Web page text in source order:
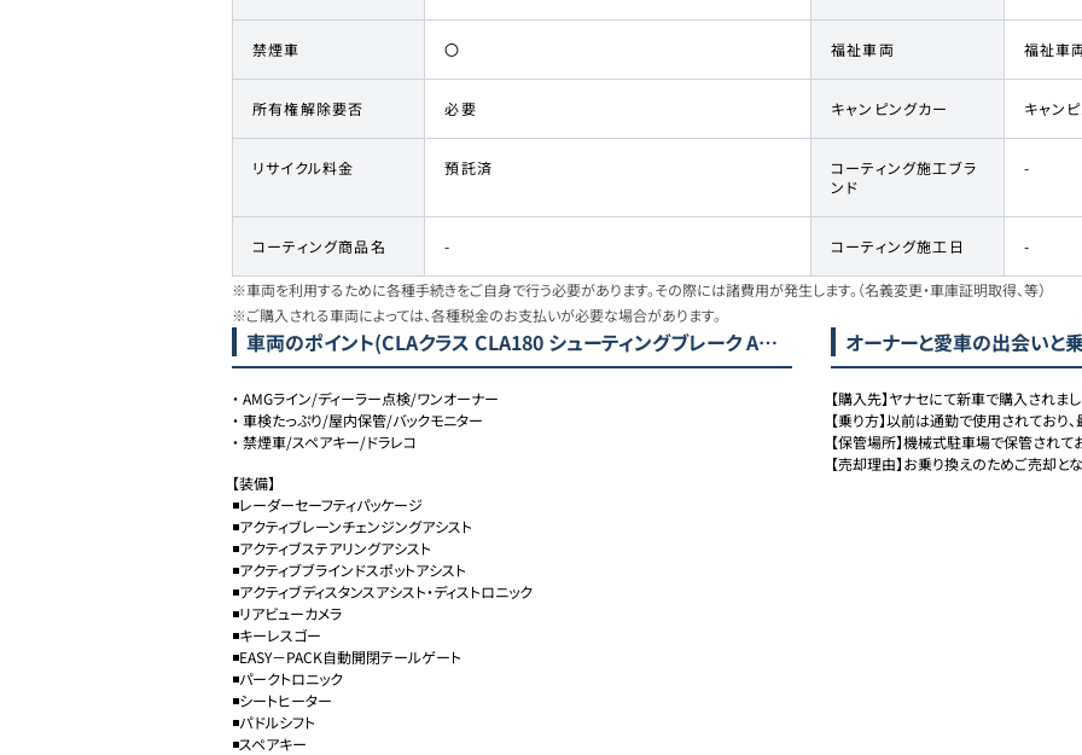
禁煙車 〇 福祉車両 福祉車
所有権解除要否 必要 キャンピングカー キャン
リサイクル料金 預託済
コーティング施工ブラ
ンド
-
コーティング商品名 - コーティング施工日 -
※車両を利用するために各種手続きをご自身で行う必要があります。その際には諸費用が発生します。（名義変更・車庫証明取得、等）
※ご購入される車両によっては、各種税金のお支払いが必要な場合があります。
車両のポイント(CLAクラス CLA180 シューティングブレーク AMGライン)
・ AMGライン/ディーラー点検/ワンオーナー
・ 車検たっぷり/屋内保管/バックモニター
・ 禁煙車/スペアキー/ドラレコ
【装備】
◾️レーダーセーフティパッケージ
◾️アクティブレーンチェンジングアシスト
◾️アクティブステアリングアシスト
◾️アクティブブラインドスポットアシスト
◾️アクティブディスタンスアシスト・ディストロニック
◾️リアビューカメラ
◾️キーレスゴー
◾️EASY－PACK自動開閉テールゲート
◾️パークトロニック
◾️シートヒーター
◾️パドルシフト
◾️スペアキー
オーナーと愛車の出会いと
【購入先】ヤナセにて新車で購入されまし
【乗り方】以前は通勤で使用されており
【保管場所】機械式駐車場で保管されて
【売却理由】お乗り換えのためご売却とな